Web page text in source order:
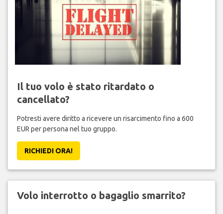
Il tuo volo è stato ritardato o
cancellato?
Potresti avere diritto a ricevere un risarcimento fino a 600
EUR per persona nel tuo gruppo.
RICHIEDI ORA!
Volo interrotto o bagaglio smarrito?